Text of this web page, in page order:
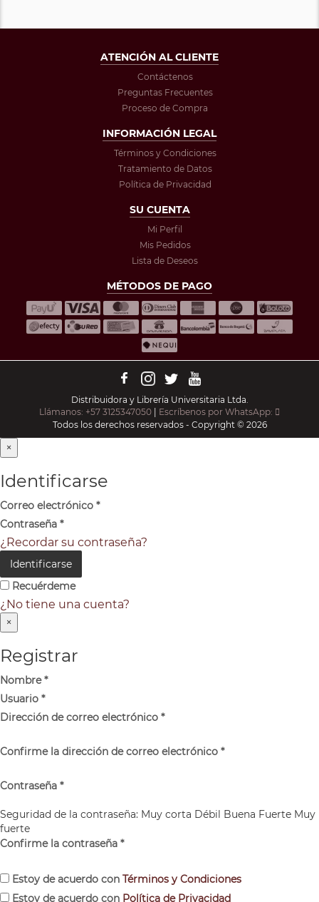
ATENCIÓN AL CLIENTE
Contáctenos
Preguntas Frecuentes
Proceso de Compra
INFORMACIÓN LEGAL
Términos y Condiciones
Tratamiento de Datos
Política de Privacidad
SU CUENTA
Mi Perfil
Mis Pedidos
Lista de Deseos
MÉTODOS DE PAGO
Distribuidora y Librería Universitaria Ltda.
Llámanos: +57 3125347050 | Escríbenos por WhatsApp:
Todos los derechos reservados - Copyright © 2026
×
Identificarse
Correo electrónico *
Contraseña *
¿Recordar su contraseña?
Identificarse
Recuérdeme
¿No tiene una cuenta?
×
Registrar
Nombre*
Usuario *
Dirección de correo electrónico *
Confirme la dirección de correo electrónico *
Contraseña *
Seguridad de la contraseña: Muy corta Débil Buena Fuerte Muy
fuerte
Confirme la contraseña *
Estoy de acuerdo con Términos y Condiciones
Estoy de acuerdo con Política de Privacidad